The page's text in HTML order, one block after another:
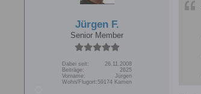
Jürgen F.
Senior Member
Dabei seit:
26.11.2008
Beiträge:
2625
Vorname:
Jürgen
Wohn/Flugort:59174 Kamen